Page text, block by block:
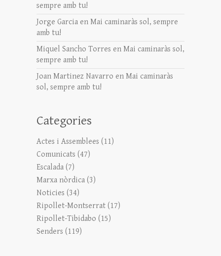
sempre amb tu!
Jorge Garcia en Mai caminaràs sol, sempre
amb tu!
Miquel Sancho Torres en Mai caminaràs sol,
sempre amb tu!
Joan Martinez Navarro en Mai caminaràs
sol, sempre amb tu!
Categories
Actes i Assemblees (11)
Comunicats (47)
Escalada (7)
Marxa nòrdica (3)
Noticies (34)
Ripollet-Montserrat (17)
Ripollet-Tibidabo (15)
Senders (119)